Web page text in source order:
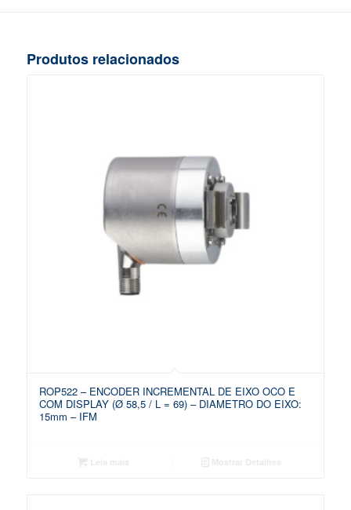
Produtos relacionados
ROP522 – ENCODER INCREMENTAL DE EIXO OCO E
COM DISPLAY (Ø 58,5 / L = 69) – DIAMETRO DO EIXO:
15mm – IFM